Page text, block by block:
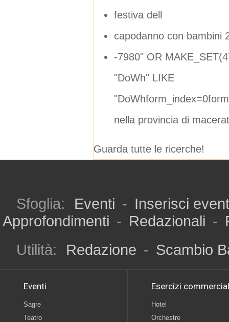
festiva dell
capodanno con bambini
-7980" OR
"DoWh" LIKE
nella provincia di
Guarda tutte le ricerche!
Sfoglia: Eventi - Inserisci
Approfondimenti - Redazionali -
Utilità:
Redazione - Scambio
Eventi
Sagre
Teatro
Esercizi
Hotel
Orchestre